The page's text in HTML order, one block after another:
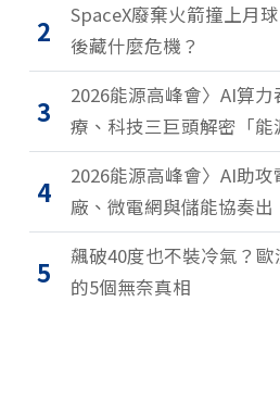
2
SpaceX廢棄火箭撞上月
後藏什麼危機？
3
2026能源高峰會〉AI算
療、科技三巨頭解密「
4
2026能源高峰會〉AI助
廠、微電網與儲能協奏出
5
飆破40度也不裝冷氣？
的5個無奈真相